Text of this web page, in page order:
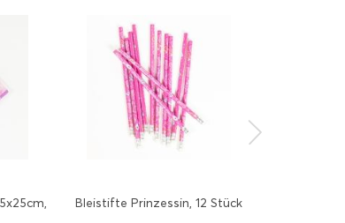
Bleistifte Prinzessin, 12 Stück